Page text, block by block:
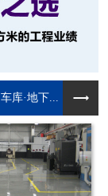
车库·地下...